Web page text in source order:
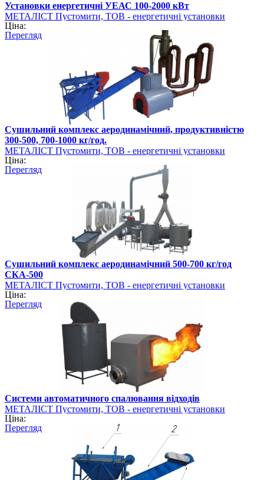
Установки енергетичні УЕАС 100-2000 кВт
МЕТАЛІСТ Пустомити, ТОВ - енергетичні установки
Ціна:
Перегляд
Сушильний комплекс аеродинамічний, продуктивністю
300-500, 700-1000 кг/год.
МЕТАЛІСТ Пустомити, ТОВ - енергетичні установки
Ціна:
Перегляд
Сушильний комплекс аеродинамічний 500-700 кг/год
СКА-500
МЕТАЛІСТ Пустомити, ТОВ - енергетичні установки
Ціна:
Перегляд
Системи автоматичного спалювання відходів
МЕТАЛІСТ Пустомити, ТОВ - енергетичні установки
Ціна:
Перегляд